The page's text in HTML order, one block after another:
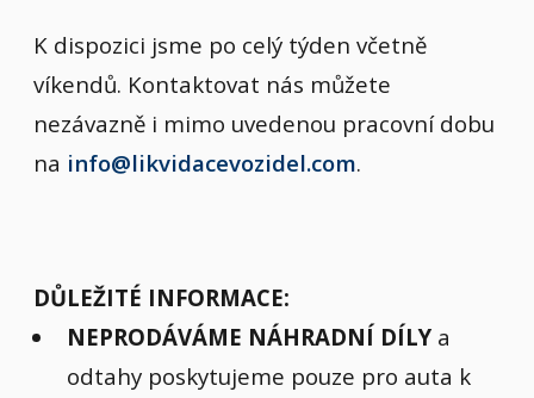
K dispozici jsme po celý týden včetně
víkendů. Kontaktovat nás můžete
nezávazně i mimo uvedenou pracovní dobu
na info@likvidacevozidel.com.
DŮLEŽITÉ INFORMACE:
NEPRODÁVÁME NÁHRADNÍ DÍLYa
odtahy poskytujeme pouze pro auta k